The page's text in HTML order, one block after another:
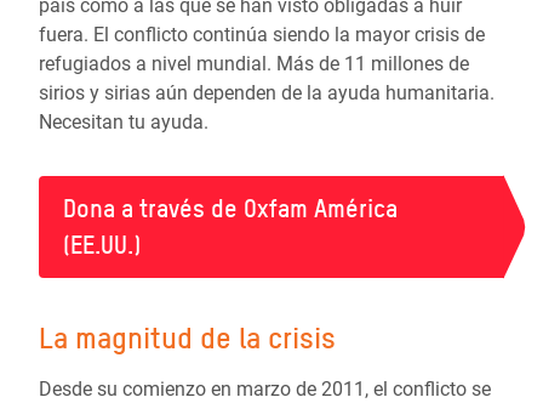
país como a las que se han visto obligadas a huir
fuera. El conflicto continúa siendo la mayor crisis de
refugiados a nivel mundial. Más de 11 millones de
sirios y sirias aún dependen de la ayuda humanitaria.
Necesitan tu ayuda.
Dona a través de Oxfam América
(EE.UU.)
La magnitud de la crisis
Desde su comienzo en marzo de 2011, el conflicto se